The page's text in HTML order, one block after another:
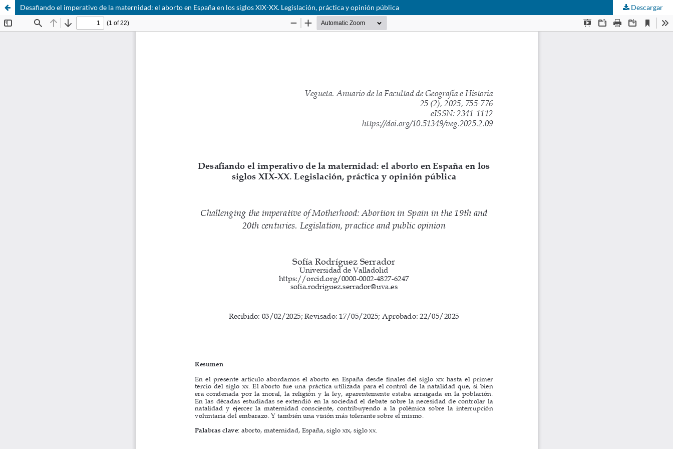
Desafiando el imperativo de la maternidad: el aborto en España en los siglos XIX-XX. Legislación, práctica y opinión pública Descargar